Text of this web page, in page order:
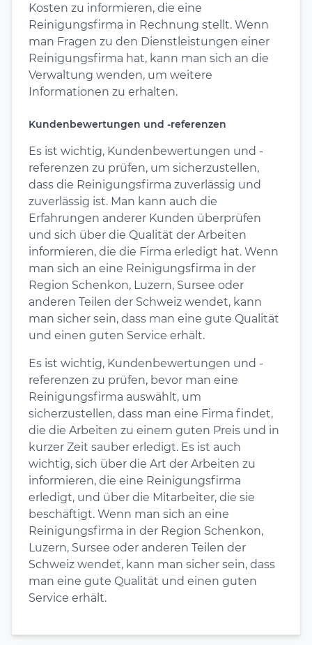
Kosten zu informieren, die eine
Reinigungsfirma in Rechnung stellt. Wenn
man Fragen zu den Dienstleistungen einer
Reinigungsfirma hat, kann man sich an die
Verwaltung wenden, um weitere
Informationen zu erhalten.
Kundenbewertungen und -referenzen
Es ist wichtig, Kundenbewertungen und -
referenzen zu prüfen, um sicherzustellen,
dass die Reinigungsfirma zuverlässig und
zuverlässig ist. Man kann auch die
Erfahrungen anderer Kunden überprüfen
und sich über die Qualität der Arbeiten
informieren, die die Firma erledigt hat. Wenn
man sich an eine Reinigungsfirma in der
Region Schenkon, Luzern, Sursee oder
anderen Teilen der Schweiz wendet, kann
man sicher sein, dass man eine gute Qualität
und einen guten Service erhält.
Es ist wichtig, Kundenbewertungen und -
referenzen zu prüfen, bevor man eine
Reinigungsfirma auswählt, um
sicherzustellen, dass man eine Firma findet,
die die Arbeiten zu einem guten Preis und in
kurzer Zeit sauber erledigt. Es ist auch
wichtig, sich über die Art der Arbeiten zu
informieren, die eine Reinigungsfirma
erledigt, und über die Mitarbeiter, die sie
beschäftigt. Wenn man sich an eine
Reinigungsfirma in der Region Schenkon,
Luzern, Sursee oder anderen Teilen der
Schweiz wendet, kann man sicher sein, dass
man eine gute Qualität und einen guten
Service erhält.